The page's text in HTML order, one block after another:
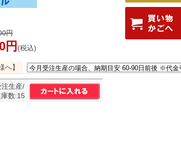
円
円 (税込)
へ】
注生産/
数:15